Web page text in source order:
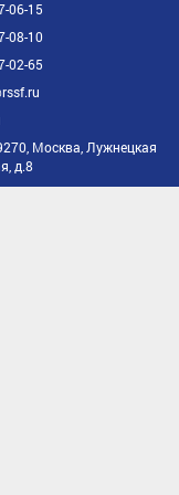
06-15
08-10
02-65
Москва, Лужнецкая
д.8